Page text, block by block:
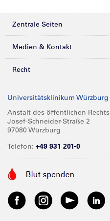
Zentrale Seiten
Kliniken & Zentren
Forschung
Karriere
Medien & Kontakt
Presse
Glossar
Spenden
Anreise
Recht
Compliance
Impressum
Barrierefreiheit
Universitätsklinikum Würzburg
Anstalt des öffentlichen Rechts
Josef-Schneider-Straße 2
97080 Würzburg
Telefon: +49 931 201-0